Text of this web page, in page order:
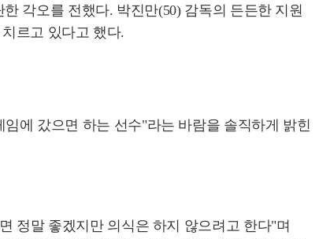
각오를 전했다. 박진만(50) 감독의 든든한 지원
르고 있다고 했다.
에 갔으면 하는 선수"라는 바람을 솔직하게 밝힌
정말 좋겠지만 의식은 하지 않으려고 한다"며